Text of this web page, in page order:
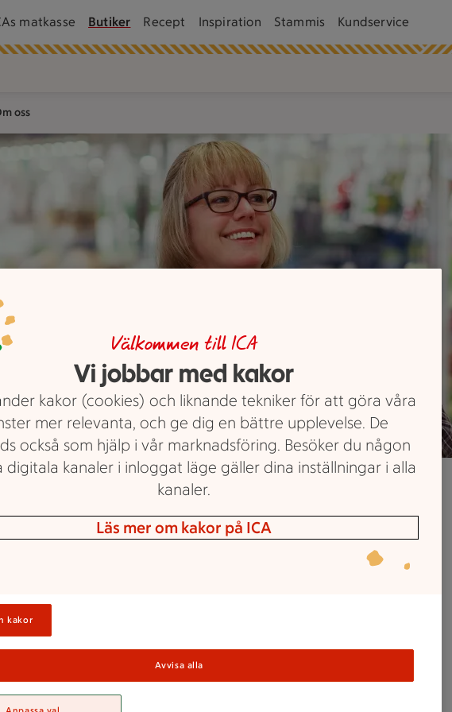
matkasse Butiker Recept Inspiration Stammis Kundservice
oss
ICA Supermarket
Bagarmossen
Supermarket Bagarmossen är din butik på
där kärleken till maten, trakten och alla som
alltid står i centrum. Vi gör det enkelt för dig att
Välkommen till ICA
Vi jobbar med kakor
kakor (cookies) och liknande tekniker för att göra våra
mer relevanta, och ge dig en bättre upplevelse. De
också som hjälp i vår marknadsföring. Besöker du någon
digitala kanaler i inloggat läge gäller dina inställningar i alla
kanaler.
Läs mer om kakor på ICA
kakor
Avvisa alla